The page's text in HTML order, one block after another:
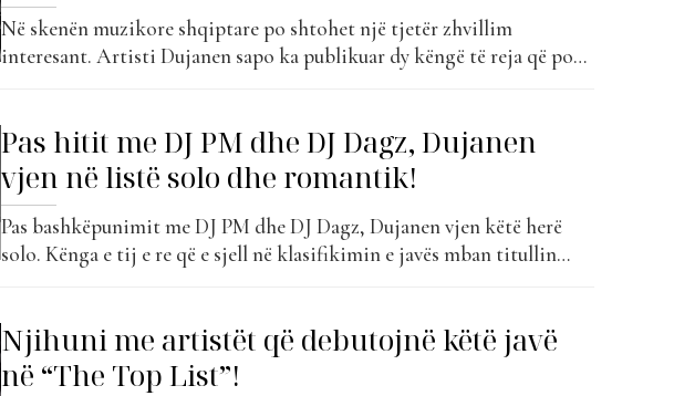
Në skenën muzikore shqiptare po shtohet një tjetër zhvillim
interesant. Artisti Dujanen sapo ka publikuar dy këngë të reja që po
duke ndërthurur elementë të pop-it...
Pas hitit me DJ PM dhe DJ Dagz, Dujanen
vjen në listë solo dhe romantik!
Pas bashkëpunimit me DJ PM dhe DJ Dagz, Dujanen vjen këtë herë
solo. Kënga e tij e re që e sjell në klasifikimin e javës mban titullin
Njihuni me artistët që debutojnë këtë javë
në “The Top List”!